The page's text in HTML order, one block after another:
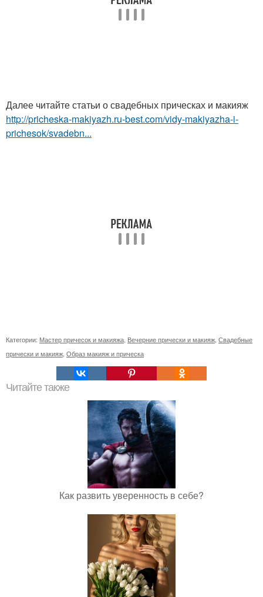
Далее читайте статьи о свадебных прическах и макияж
http://pricheska-makiyazh.ru-best.com/vidy-makiyazha-i-
prichesok/svadebn...
Категории: Мастер причесок и макияжа Вечерние прически и макияж Свадебные
прически и макияж Образ макияж и прическа
Читайте также
Как развить уверенность в себе?